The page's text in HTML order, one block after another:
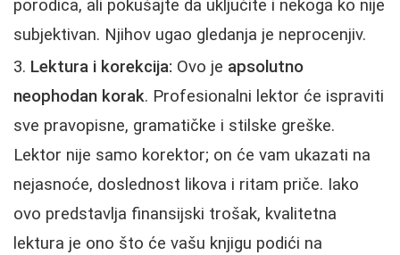
porodica, ali pokušajte da uključite i nekoga ko nije
subjektivan. Njihov ugao gledanja je neprocenjiv.
Lektura i korekcija: Ovo je apsolutno
neophodan korak. Profesionalni lektor će ispraviti
sve pravopisne, gramatičke i stilske greške.
Lektor nije samo korektor; on će vam ukazati na
nejasnoće, doslednost likova i ritam priče. Iako
ovo predstavlja finansijski trošak, kvalitetna
lektura je ono što će vašu knjigu podići na